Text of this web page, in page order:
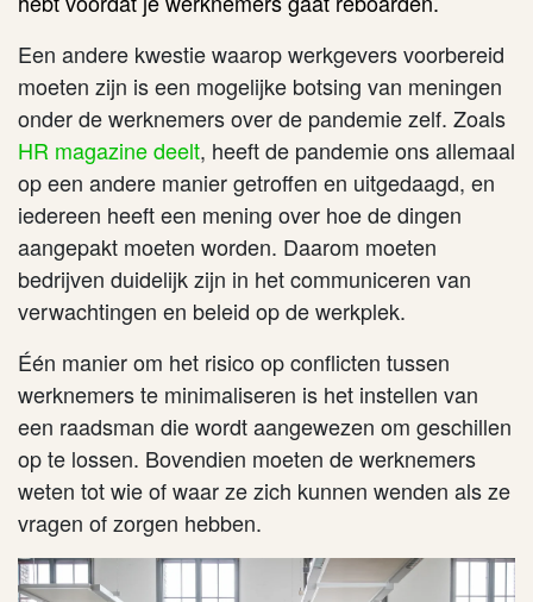
Een andere kwestie waarop werkgevers voorbereid
moeten zijn is een mogelijke botsing van meningen
onder de werknemers over de pandemie zelf. Zoals
HR magazine deelt, heeft de pandemie ons allemaal
op een andere manier getroffen en uitgedaagd, en
iedereen heeft een mening over hoe de dingen
aangepakt moeten worden. Daarom moeten
bedrijven duidelijk zijn in het communiceren van
verwachtingen en beleid op de werkplek.
Één manier om het risico op conflicten tussen
werknemers te minimaliseren is het instellen van
een raadsman die wordt aangewezen om geschillen
op te lossen. Bovendien moeten de werknemers
weten tot wie of waar ze zich kunnen wenden als ze
vragen of zorgen hebben.